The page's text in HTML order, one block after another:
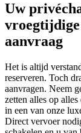
Uw
aanvraag
Het is altijd
reserveren. Toch
aanvragen. Neem
zetten alles op
in een van onze
Direct vervoer